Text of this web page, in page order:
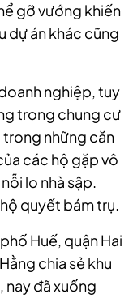
gỡ vướng khiến
dự án khác cũng
nghiệp, tuy
trong chung cư
trong những căn
các hộ gặp vô
lo nhà sập.
quyết bám trụ.
Huế, quận Hai
chia sẻ khu
nay đã xuống